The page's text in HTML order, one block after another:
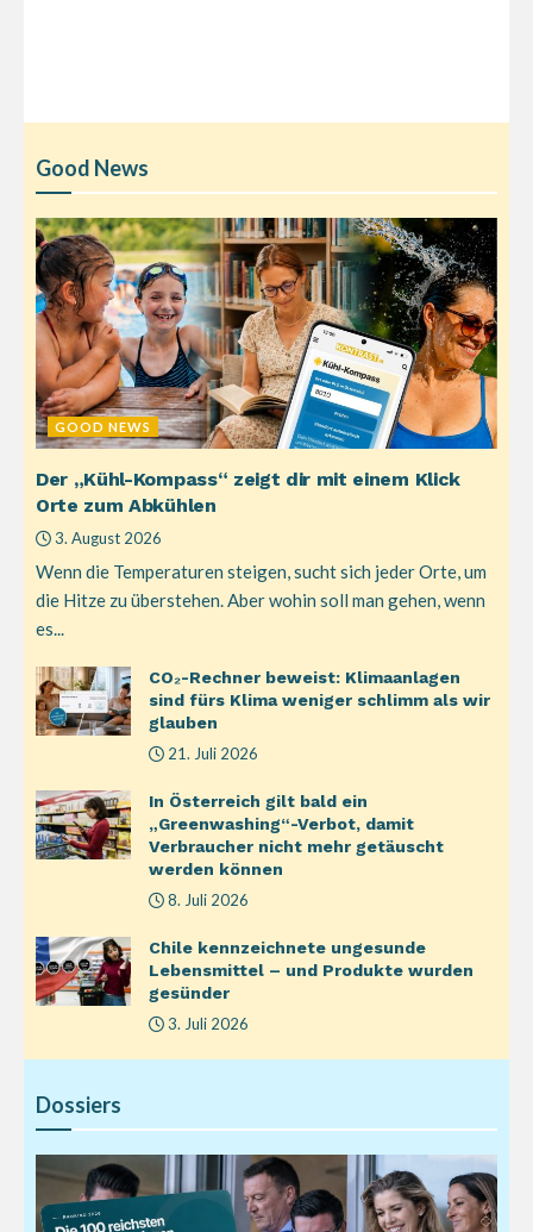
Good News
GOOD NEWS
Der „Kühl-Kompass“ zeigt dir mit einem Klick
Orte zum Abkühlen
3. August 2026
Wenn die Temperaturen steigen, sucht sich jeder Orte, um
die Hitze zu überstehen. Aber wohin soll man gehen, wenn
es...
CO₂-Rechner beweist: Klimaanlagen
sind fürs Klima weniger schlimm als wir
glauben
21. Juli 2026
In Österreich gilt bald ein
„Greenwashing“-Verbot, damit
Verbraucher nicht mehr getäuscht
werden können
8. Juli 2026
Chile kennzeichnete ungesunde
Lebensmittel – und Produkte wurden
gesünder
3. Juli 2026
Dossiers